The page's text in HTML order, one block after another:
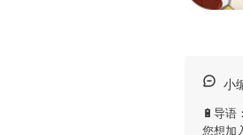
小
🔋导语：
您想加